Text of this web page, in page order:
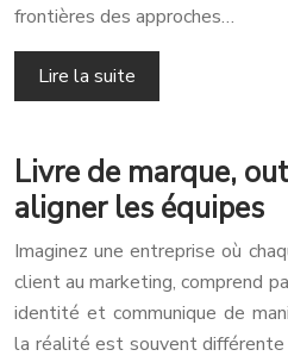
frontières des approches…
Lire la suite
Livre de marque,
aligner les équipes
Imaginez une entreprise où
client au marketing, comprend
identité et communique de
la réalité est souvent différente